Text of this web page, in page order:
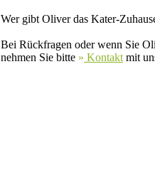
Wer gibt Oliver das Kater-
Bei Rückfragen oder wenn Sie
nehmen Sie bitte » Kontakt mit